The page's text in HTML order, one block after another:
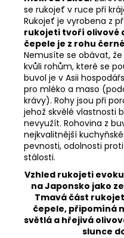
se rukojeť v ruce při
Rukojeť je vyrobena z
rukojeti tvoří olivové
čepele je z rohu
Nemusíte se obávat,
kvůli rohům, které se
buvol je v Asii
pro mléko a maso
krávy). Rohy jsou při
jehož skvělé vlastnosti
nevyužít. Rohovina z
nejkvalitnější
pevnosti, odolnosti
stálosti.
Vzhled rukojeti
na Japonsko jako
Tmavá část
čepele, připomíná
světlá a hřejivá
slunce